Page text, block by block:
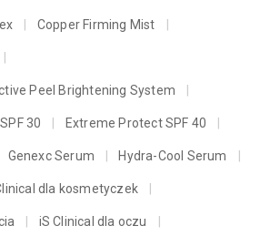
Copper Firming Mist
Peel Brightening System
30 Extreme Protect SPF 40
Genexc Serum Hydra-Cool Serum
dla kosmetyczek
iS Clinical dla oczu